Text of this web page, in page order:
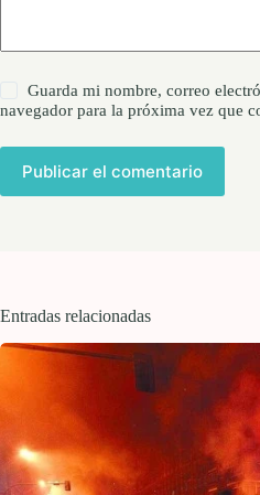
Guarda mi nombre, correo
navegador para la próxima vez que
Publicar el comentario
Entradas relacionadas